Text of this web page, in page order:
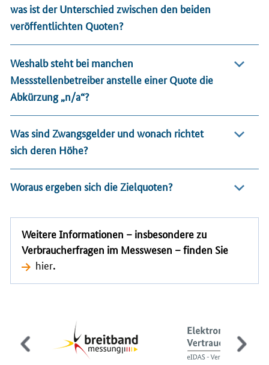
was ist der Unterschied zwischen den beiden
veröffentlichten Quoten?
Weshalb steht bei manchen
Messstellenbetreiber anstelle einer Quote die
Abkürzung „n/a“?
Was sind Zwangsgelder und wonach richtet
sich deren Höhe?
Woraus ergeben sich die Zielquoten?
Weitere Informationen – insbesondere zu
Verbraucherfragen im Messwesen – finden Sie
hier.